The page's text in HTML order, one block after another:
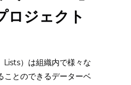
ロジェクト
）は組織内で様々な
ことのできるデーターベ